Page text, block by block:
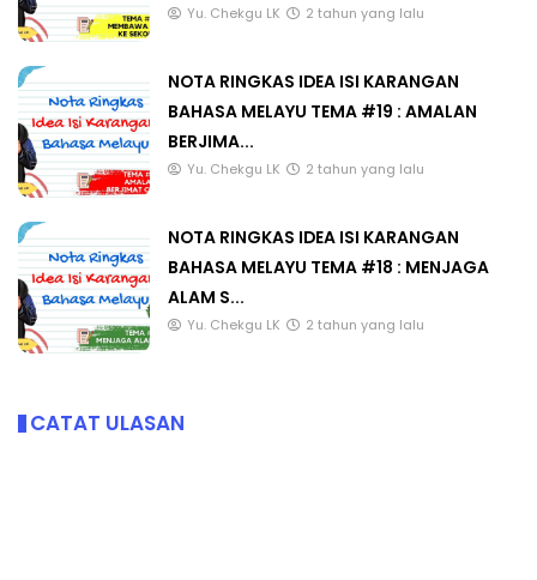
Yu. Chekgu LK 2 tahun yang lalu
NOTA RINGKAS IDEA ISI KARANGAN
BAHASA MELAYU TEMA #19 : AMALAN
BERJIMA...
Yu. Chekgu LK 2 tahun yang lalu
NOTA RINGKAS IDEA ISI KARANGAN
BAHASA MELAYU TEMA #18 : MENJAGA
ALAM S...
Yu. Chekgu LK 2 tahun yang lalu
CATAT ULASAN